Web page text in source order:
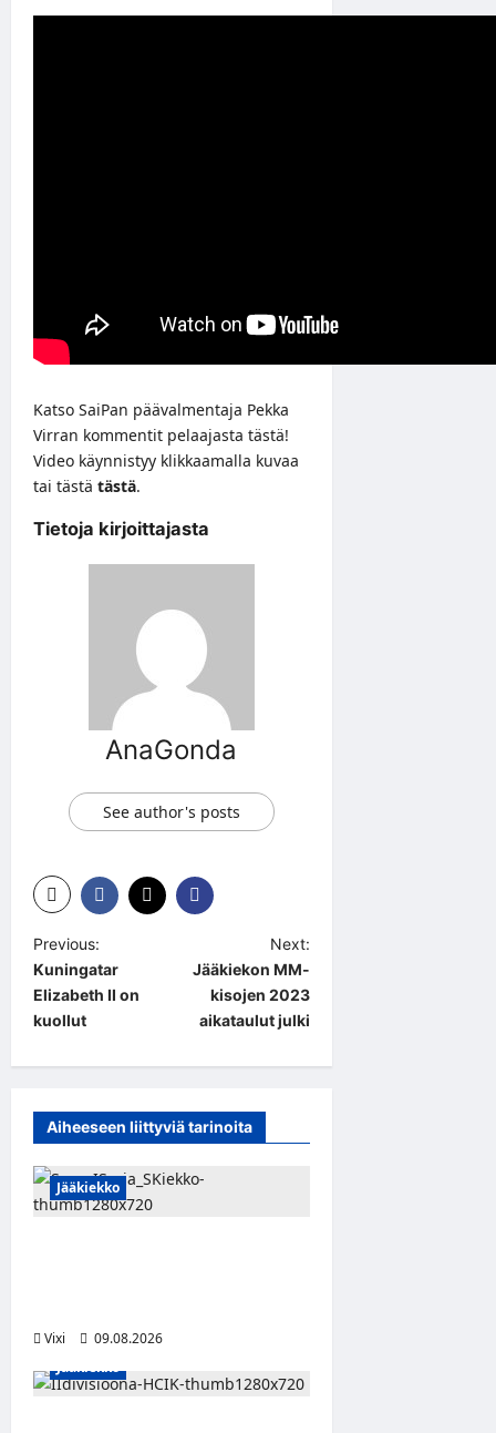
Katso SaiPan päävalmentaja Pekka
Virran kommentit pelaajasta tästä!
Video käynnistyy klikkaamalla kuvaa
tai tästä tästä.
Tietoja kirjoittajasta
AnaGonda
See author's posts
P
o
s
a
v
i
n
Previous:
Kuningatar
Elizabeth II on
kuollut
Next:
Jääkiekon MM-
kisojen 2023
aikataulut julki
Aiheeseen liittyviä tarinoita
Jääkiekko
Vixi
09.08.2026
Jääkiekko